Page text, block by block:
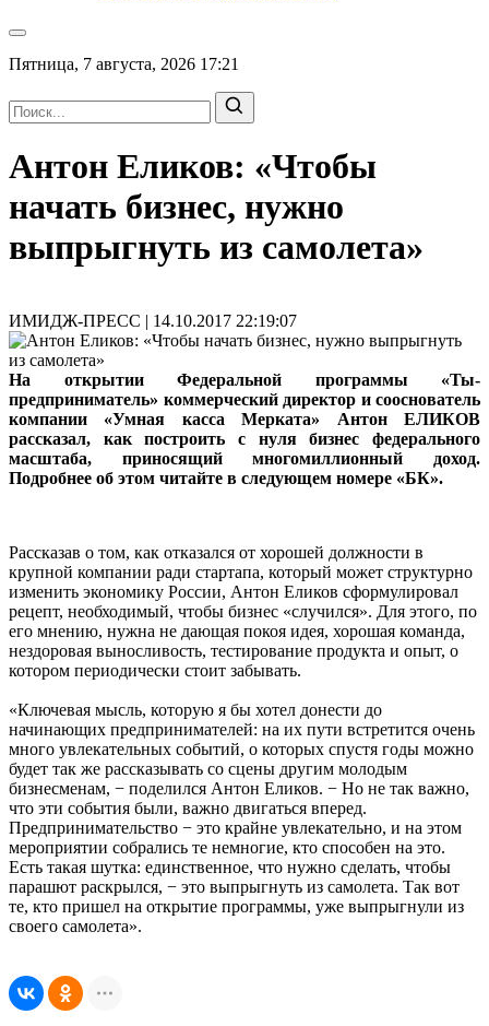
Пятница, 7 августа, 2026 17:21
Антон Еликов: «Чтобы
начать бизнес, нужно
выпрыгнуть из самолета»
ИМИДЖ-ПРЕСС | 14.10.2017 22:19:07
На открытии Федеральной программы «Ты-
предприниматель» коммерческий директор и сооснователь
компании «Умная касса Мерката» Антон ЕЛИКОВ
рассказал, как построить с нуля бизнес федерального
масштаба, приносящий многомиллионный доход.
Подробнее об этом читайте в следующем номере «БК».
Рассказав о том, как отказался от хорошей должности в
крупной компании ради стартапа, который может структурно
изменить экономику России, Антон Еликов сформулировал
рецепт, необходимый, чтобы бизнес «случился». Для этого, по
его мнению, нужна не дающая покоя идея, хорошая команда,
нездоровая выносливость, тестирование продукта и опыт, о
котором периодически стоит забывать.
«Ключевая мысль, которую я бы хотел донести до
начинающих предпринимателей: на их пути встретится очень
много увлекательных событий, о которых спустя годы можно
будет так же рассказывать со сцены другим молодым
бизнесменам, − поделился Антон Еликов. − Но не так важно,
что эти события были, важно двигаться вперед.
Предпринимательство − это крайне увлекательно, и на этом
мероприятии собрались те немногие, кто способен на это.
Есть такая шутка: единственное, что нужно сделать, чтобы
парашют раскрылся, − это выпрыгнуть из самолета. Так вот
те, кто пришел на открытие программы, уже выпрыгнули из
своего самолета».